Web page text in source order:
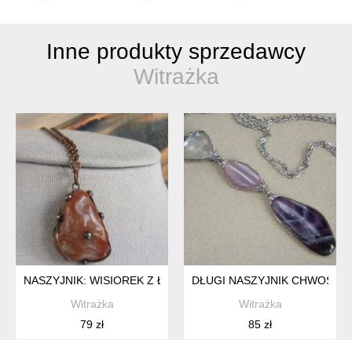
Inne produkty sprzedawcy
Witrażka
NASZYJNIK: WISIOREK Z ŁAŃCUSZKIEM, KARNEOL BRYŁKA
Witrażka
79 zł
DŁUGI NASZYJNIK CHWOST
Witrażka
85 zł